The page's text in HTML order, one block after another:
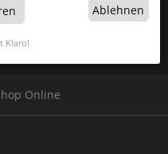
Online
Ablehnen
Klaro!